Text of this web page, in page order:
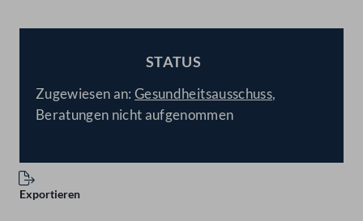
STATUS
Zugewiesen an:Gesundheitsausschuss,
Beratungen nicht aufgenommen
Exportieren